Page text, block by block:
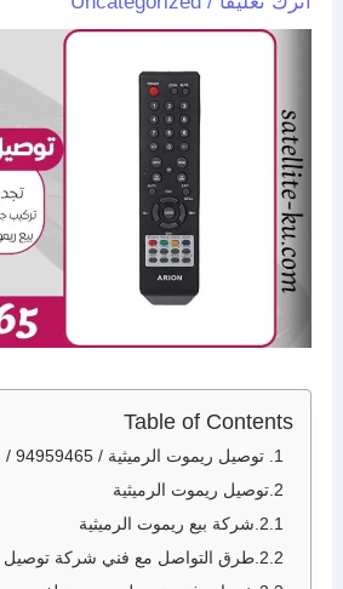
Table of Contents
توصيل ريموت الرميثية / 94959465 / بيع ريموت الرميثية
توصيل ريموت الرميثية
شركة بيع ريموت الرميثية
طرق التواصل مع فني شركة توصيل